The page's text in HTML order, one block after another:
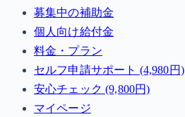
募集中の補助金
個人向け給付金
料金・プラン
セルフ申請サポート (4,980円)
安心チェック (9,800円)
マイページ